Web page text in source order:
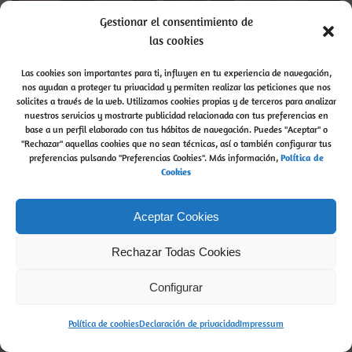
Gestionar el consentimiento de
las cookies
Las cookies son importantes para ti, influyen en tu experiencia de navegación,
nos ayudan a proteger tu privacidad y permiten realizar las peticiones que nos
solicites a través de la web. Utilizamos cookies propias y de terceros para analizar
nuestros servicios y mostrarte publicidad relacionada con tus preferencias en
base a un perfil elaborado con tus hábitos de navegación. Puedes "Aceptar" o
"Rechazar" aquellas cookies que no sean técnicas, así o también configurar tus
preferencias pulsando "Preferencias Cookies". Más información, Política de
Cookies
Aceptar Cookies
Rechazar Todas Cookies
Configurar
Política de cookiesDeclaración de privacidadImpressum
¿Cómo preguntar al Tarot?
¿Cómo preguntar al Tarot?
Lo mejor de las Cartas
del Tarot
es que puedes preguntar […]
by admin read more...